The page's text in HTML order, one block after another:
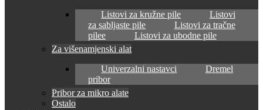
Listovi za kružne pile
Listovi
za sabljaste pile
Listovi za tračne
pilee
Listovi za ubodne pile
Za višenamjenski alat
Univerzalni nastavci
Dremel
pribor
Pribor za mikro alate
Ostalo